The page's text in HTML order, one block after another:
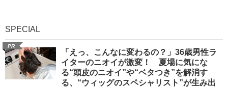
SPECIAL
PR
「えっ、こんなに変わるの？」36歳男性ラ
イターのニオイが激変！ 夏場に気にな
る“頭皮のニオイ”や“ベタつき”を解消す
る、“ウィッグのスペシャリスト”が生み出